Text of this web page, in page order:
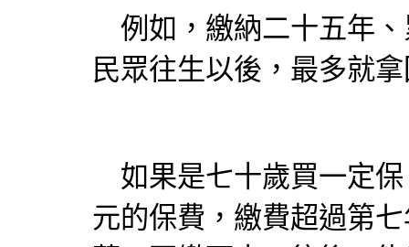
例如，繳納二十五年
民眾往生以後，最多就
如果是七十歲買一定
元的保費，繳費超過第